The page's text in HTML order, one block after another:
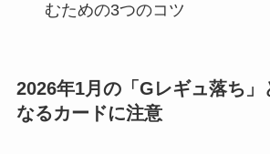
むための3つのコツ
2026年1月の「Gレギュ落ち」
なるカードに注意